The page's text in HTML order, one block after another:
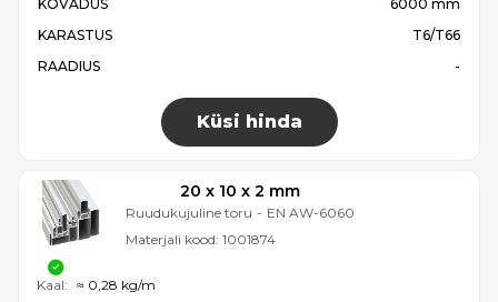
KÕVADUS
6000 mm
KARASTUS
T6/T66
RAADIUS
-
Küsi hinda
20 x 10 x 2 mm
Ruudukujuline toru - EN AW-6060
Materjali kood: 1001874
Kaal: ≈ 0,28 kg/m